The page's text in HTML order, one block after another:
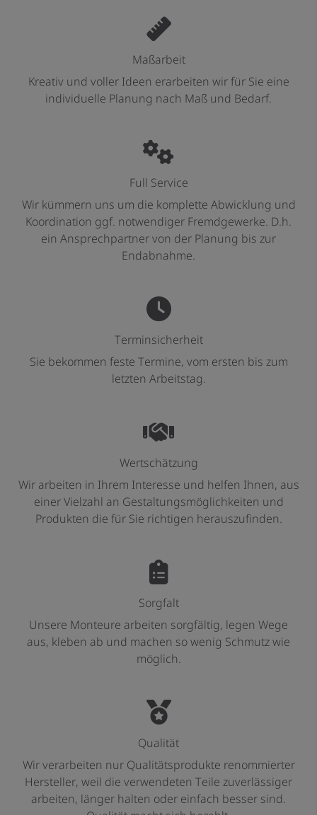
Maßarbeit
Kreativ und voller Ideen erarbeiten wir für Sie eine
individuelle Planung nach Maß und Bedarf.
Full Service
Wir kümmern uns um die komplette Abwicklung und
Koordination ggf. notwendiger Fremdgewerke. D.h.
ein Ansprechpartner von der Planung bis zur
Endabnahme.
Terminsicherheit
Sie bekommen feste Termine, vom ersten bis zum
letzten Arbeitstag.
Wertschätzung
Wir arbeiten in Ihrem Interesse und helfen Ihnen, aus
einer Vielzahl an Gestaltungsmöglichkeiten und
Produkten die für Sie richtigen herauszufinden.
Sorgfalt
Unsere Monteure arbeiten sorgfältig, legen Wege
aus, kleben ab und machen so wenig Schmutz wie
möglich.
Qualität
Wir verarbeiten nur Qualitätsprodukte renommierter
Hersteller, weil die verwendeten Teile zuverlässiger
arbeiten, länger halten oder einfach besser sind.